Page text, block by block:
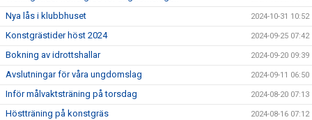
Nya lås i klubbhuset 2024-10-31 10:52
Konstgrästider höst 2024 2024-09-25 07:42
Bokning av idrottshallar 2024-09-20 09:39
Avslutningar för våra ungdomslag 2024-09-11 06:50
Inför målvaktsträning på torsdag 2024-08-20 07:13
Höstträning på konstgräs 2024-08-16 07:12